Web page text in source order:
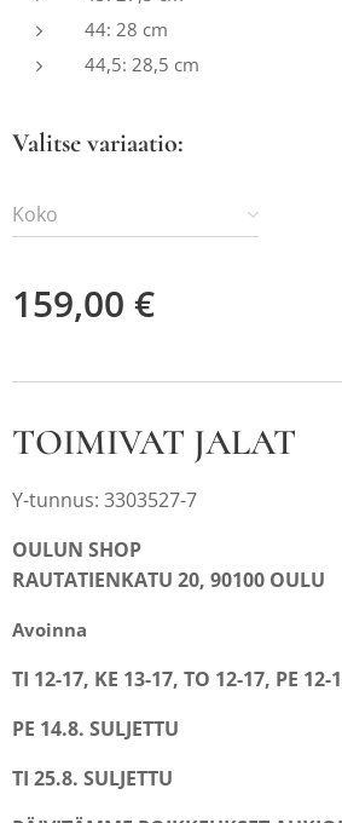
44: 28 cm
44,5: 28,5 cm
Valitse variaatio:
Koko
159,00 €
TOIMIVAT JALAT
Y-tunnus: 3303527-7
OULUN SHOP
RAUTATIENKATU 20, 90100 OULU
Avoinna
TI 12-17, KE 13-17, TO 12-17, PE 12-
PE 14.8. SULJETTU
TI 25.8. SULJETTU